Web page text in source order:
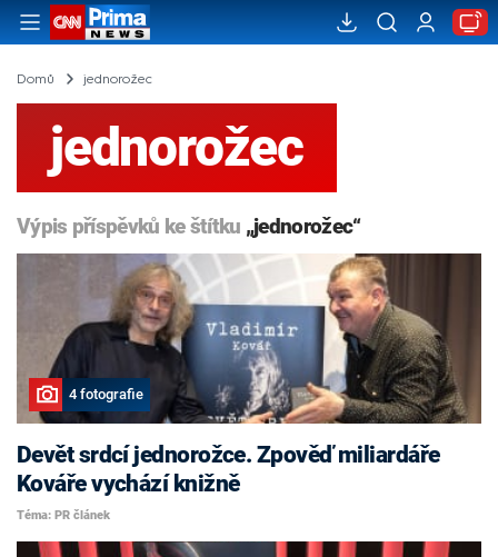
Domů jednorožec
jednorožec
Výpis příspěvků ke štítku „jednorožec“
4 fotografie
Devět srdcí jednorožce. Zpověď miliardáře
Kováře vychází knižně
Téma: PR článek